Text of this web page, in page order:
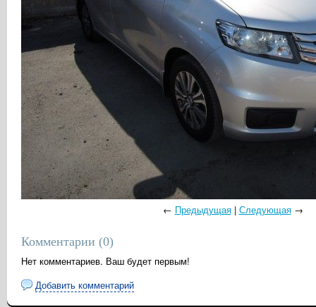
← Предыдущая| Следующая→
Комментарии (0)
Нет комментариев. Ваш будет первым!
Добавить комментарий